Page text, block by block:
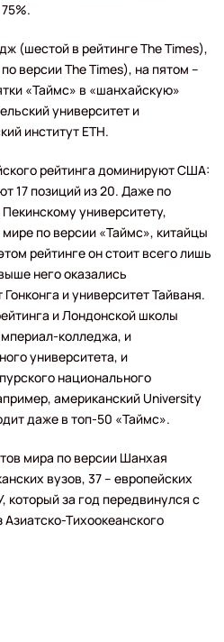
(шестой в рейтинге The Times),
версии The Times), на пятом –
«Таймс» в «шанхайскую»
университет и
институт ETH.
рейтинга доминируют США:
17 позиций из 20. Даже по
университету,
по версии «Таймс», китайцы
рейтинге он стоит всего лишь
него оказались
и университет Тайваня.
и Лондонской школы
колледжа, и
университета, и
национального
американский University
даже в топ-50 «Таймс».
мира по версии Шанхая
вузов, 37 – европейских
который за год передвинулся с
Тихоокеанского